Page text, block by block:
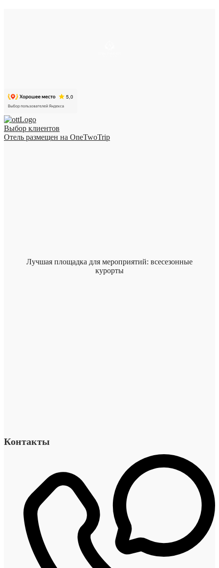
Выбор клиентов
Отель размещен на OneTwoTrip
Лучшая площадка для мероприятий: всесезонные
курорты
Контакты